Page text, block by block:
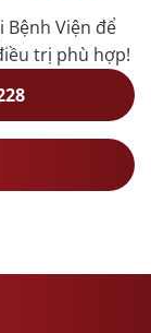
Viện để
trị phù hợp!